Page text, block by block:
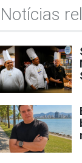
Notícias